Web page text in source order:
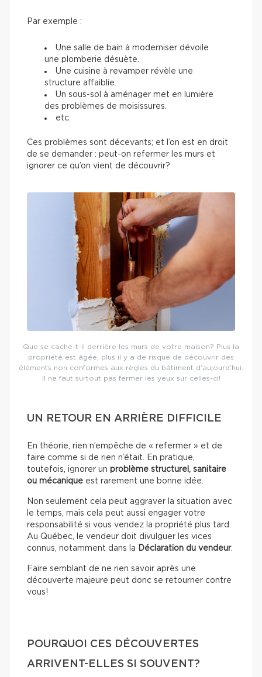
Par exemple :
Une salle de bain à moderniser dévoile
une plomberie désuète.
Une cuisine à revamper révèle une
structure affaiblie.
Un sous-sol à aménager met en lumière
des problèmes de moisissures.
etc.
Ces problèmes sont décevants; et l’on est en droit
de se demander : peut-on refermer les murs et
ignorer ce qu’on vient de découvrir?
Que se cache-t-il derrière les murs de votre maison? Plus la
propriété est âgée, plus il y a de risque de découvrir des
éléments non conformes aux règles du bâtiment d’aujourd’hui.
Il ne faut surtout pas fermer les yeux sur celles-ci!
UN RETOUR EN ARRIÈRE DIFFICILE
En théorie, rien n’empêche de « refermer » et de
faire comme si de rien n’était. En pratique,
toutefois, ignorer un problème structurel, sanitaire
ou mécanique est rarement une bonne idée.
Non seulement cela peut aggraver la situation avec
le temps, mais cela peut aussi engager votre
responsabilité si vous vendez la propriété plus tard.
Au Québec, le vendeur doit divulguer les vices
connus, notamment dans la Déclaration du vendeur.
Faire semblant de ne rien savoir après une
découverte majeure peut donc se retourner contre
vous!
POURQUOI CES DÉCOUVERTES
ARRIVENT-ELLES SI SOUVENT?